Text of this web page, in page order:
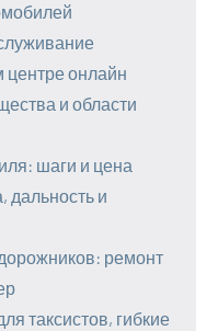
центре онлайн
и области
шаги и цена
дальность и
ремонт
таксистов, гибкие